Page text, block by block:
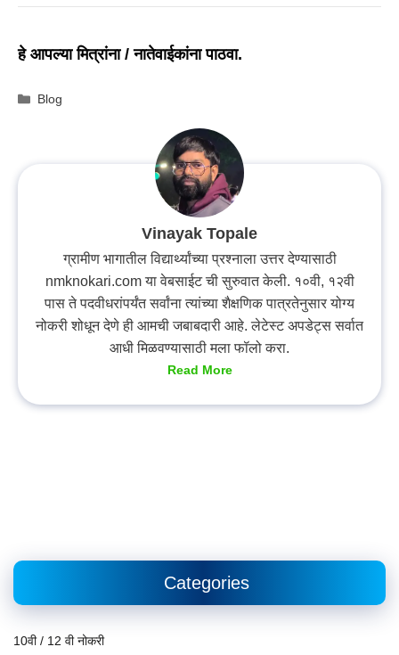
हे आपल्या मित्रांना / नातेवाईकांना पाठवा.
Categories
Blog
Vinayak Topale
ग्रामीण भागातील विद्यार्थ्यांच्या प्रश्नाला उत्तर देण्यासाठी
nmknokari.com या वेबसाईट ची सुरुवात केली. १०वी, १२वी
पास ते पदवीधरांपर्यंत सर्वांना त्यांच्या शैक्षणिक पात्रतेनुसार योग्य
नोकरी शोधून देणे ही आमची जबाबदारी आहे. लेटेस्ट अपडेट्स सर्वात
आधी मिळवण्यासाठी मला फॉलो करा.
Read More
Categories
10वी / 12 वी नोकरी